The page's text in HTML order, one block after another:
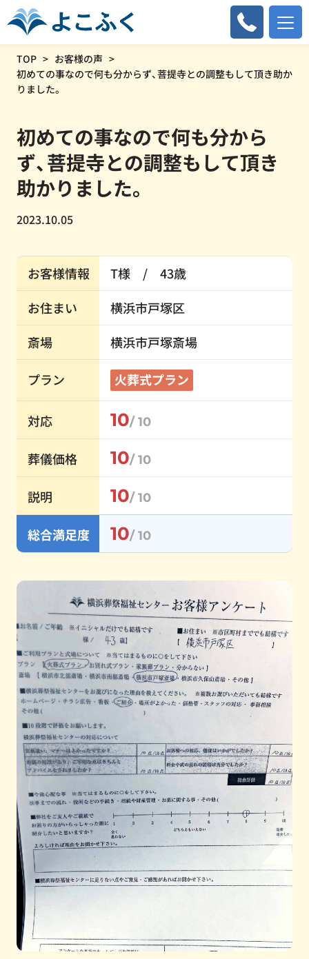
TOP
お客様の声
初めての事なので何も分からず、菩提寺との調整もして頂き助か
りました。
初めての事なので何も分から
ず、菩提寺との調整もして頂き
助かりました。
2023.10.05
お客様情報
T様 / 43歳
お住まい
横浜市戸塚区
斎場
横浜市戸塚斎場
プラン 火葬式プラン
対応 10/ 10
葬儀価格 10/ 10
説明 10/ 10
総合満足度 10/ 10